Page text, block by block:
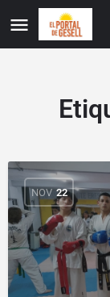
NOV 22